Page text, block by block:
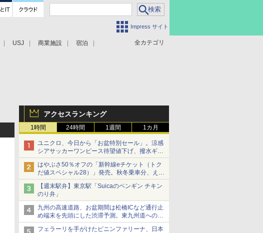
Impress サイト
全カテゴリ
USJ 商業施設 宿泊
アクセスランキング
1時間 24時間 1週間 1カ月
ユニクロ、今日から「お盆特別セール」。涼感
シアサッカーワンピース待望値下げ、撥水ギア
ショーツは1990円に
はやぶさ50％オフの「新幹線eチケット（トク
だ値スペシャル28）」発売。秋冬乗車分、えき
ねっと限定
【週末駅弁】東京駅「Suicaのペンギン チキン
のり弁」
九州の高速道路、お盆期間は松橋ICなど通行止
め端末を先頭にした渋滞予測。東九州道への迂
回は料金調整を実施
フェラーリを手がけたピニンファリーナ、日本